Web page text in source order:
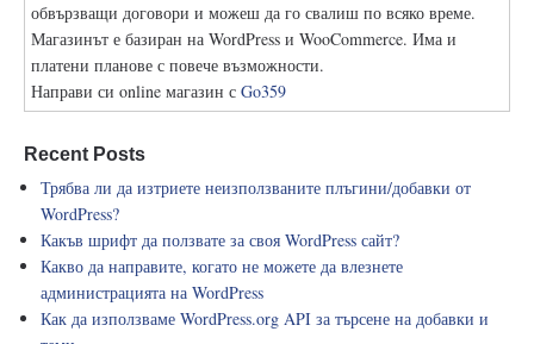
обвързващи договори и можеш да го свалиш по всяко време.
Магазинът е базиран на WordPress и WooCommerce. Има и
платени планове с повече възможности.
Направи си online магазин с Go359
Recent Posts
Трябва ли да изтриете неизползваните плъгини/добавки от
WordPress?
Какъв шрифт да ползвате за своя WordPress сайт?
Какво да направите, когато не можете да влезнете
администрацията на WordPress
Как да използваме WordPress.org API за търсене на добавки и